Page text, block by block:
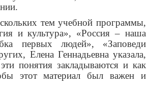
тем учебной программы,
и культура», «Россия – наша
первых людей», «Заповеди
Елена Геннадьевна указала,
понятия закладываются и как
этот материал был важен и